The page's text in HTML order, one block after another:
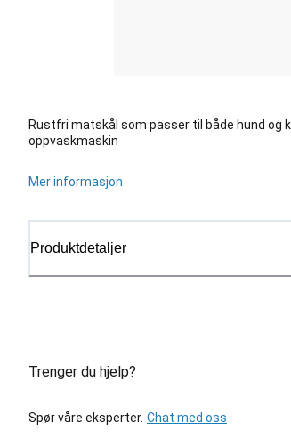
Rustfri matskål som passer til både hund og
oppvaskmaskin
Mer informasjon
Produktdetaljer
Trenger du hjelp?
Spør våre eksperter. Chat med oss